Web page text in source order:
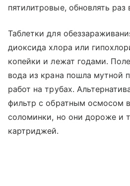
пятилитровые, обновлять раз
Таблетки для
диоксида хлора или
копейки и лежат годами.
вода из крана пошла мутной
работ на трубах.
фильтр с обратным осмосом
соломинки, но они дороже и
картриджей.